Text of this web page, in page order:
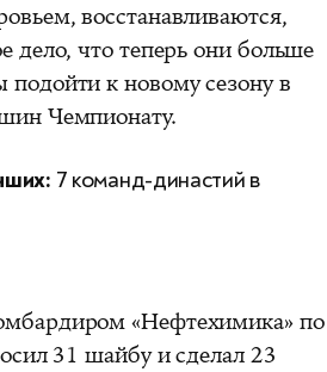
восстанавливаются,
дело, что теперь они больше
к новому сезону в
Чемпионату.
7 команд-династий в
«Нефтехимика» по
31 шайбу и сделал 23